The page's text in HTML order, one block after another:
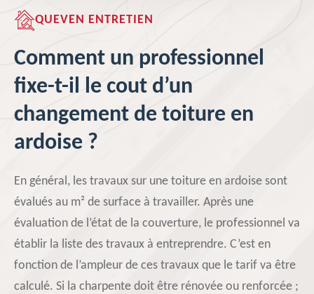
QUEVEN ENTRETIEN
Comment un professionnel
fixe-t-il le cout d’un
changement de toiture en
ardoise ?
En général, les travaux sur une toiture en ardoise sont
évalués au m² de surface à travailler. Après une
évaluation de l’état de la couverture, le professionnel va
établir la liste des travaux à entreprendre. C’est en
fonction de l’ampleur de ces travaux que le tarif va être
calculé. Si la charpente doit être rénovée ou renforcée ;